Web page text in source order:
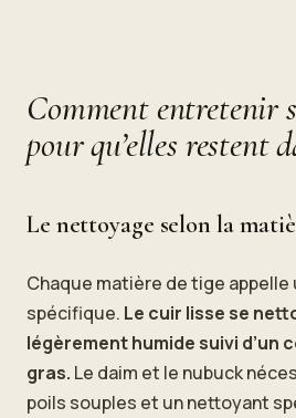
Comment entretenir
pour qu’elles restent
Le nettoyage selon la
Chaque matière de tige appelle
spécifique. Le cuir lisse se
légèrement humide suivi d’un
gras. Le daim et le nubuck
poils souples et un nettoyant